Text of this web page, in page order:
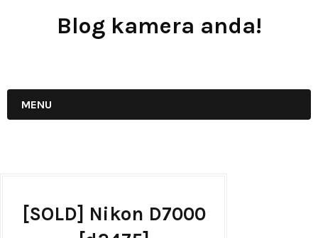
Blog kamera anda!
MENU
[SOLD] Nikon D7000